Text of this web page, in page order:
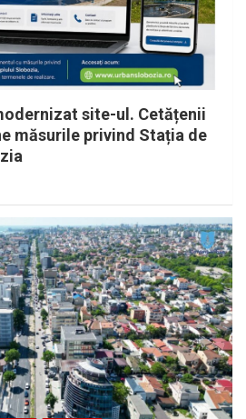
site-ul. Cetățenii
măsurile privind Stația de